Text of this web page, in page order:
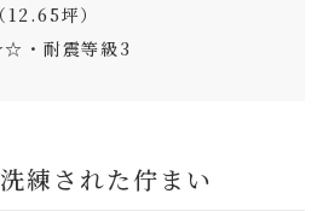
坪）
耐震等級3
練された佇まい